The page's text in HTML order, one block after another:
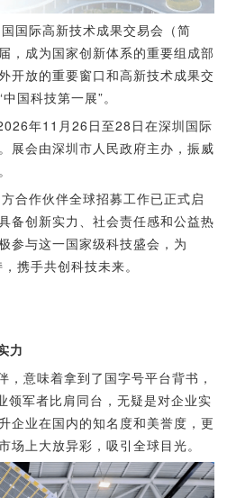
国际高新技术成果交易会（简
，成为国家创新体系的重要组成部
开放的重要窗口和高新技术成果交
国科技第一展”。
年11月26日至28日在深圳国际
展会由深圳市人民政府主办，振威
合作伙伴全球招募工作已正式启
备创新实力、社会责任感和公益热
参与这一国家级科技盛会，为
携手共创科技未来。
力
，意味着拿到了国字号平台背书，
领军者比肩同台，无疑是对企业实
企业在国内的知名度和美誉度，更
场上大放异彩，吸引全球目光。